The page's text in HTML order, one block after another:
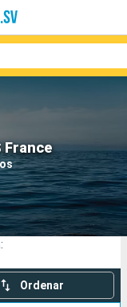
France
Compañías
Ordenar